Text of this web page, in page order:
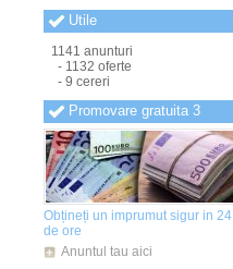
Anunturi Vaslui
Anunturi Vrancea(853)
Utile
1141 anunturi
- 1132 oferte
- 9 cereri
Promovare gratuita 3
Obțineți un imprumut sigur in 24
de ore
Anuntul tau aici